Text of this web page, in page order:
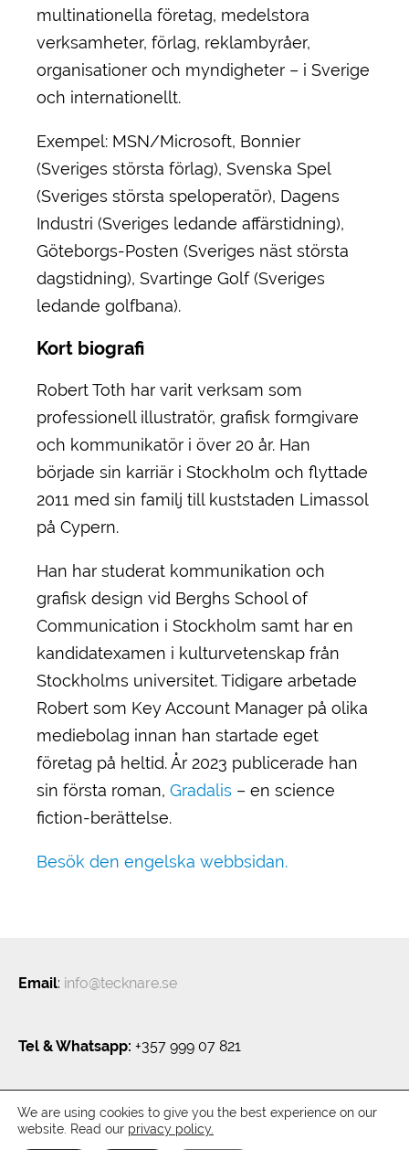
multinationella företag, medelstora
verksamheter, förlag, reklambyråer,
organisationer och myndigheter – i Sverige
och internationellt.
Exempel: MSN/Microsoft, Bonnier
(Sveriges största förlag), Svenska Spel
(Sveriges största speloperatör), Dagens
Industri (Sveriges ledande affärstidning),
Göteborgs-Posten (Sveriges näst största
dagstidning), Svartinge Golf (Sveriges
ledande golfbana).
Kort biografi
Robert Toth har varit verksam som
professionell illustratör, grafisk formgivare
och kommunikatör i över 20 år. Han
började sin karriär i Stockholm och flyttade
2011 med sin familj till kuststaden Limassol
på Cypern.
Han har studerat kommunikation och
grafisk design vid Berghs School of
Communication i Stockholm samt har en
kandidatexamen i kulturvetenskap från
Stockholms universitet. Tidigare arbetade
Robert som Key Account Manager på olika
mediebolag innan han startade eget
företag på heltid. År 2023 publicerade han
sin första roman, Gradalis – en science
fiction-berättelse.
Besök den engelska webbsidan.
Email: info@tecknare.se
Tel & Whatsapp: +357 999 07 821
Privacy policy
Tecknare.se - Kreativ byrå
We are using cookies to give you the best experience on our
website. Read our privacy policy.